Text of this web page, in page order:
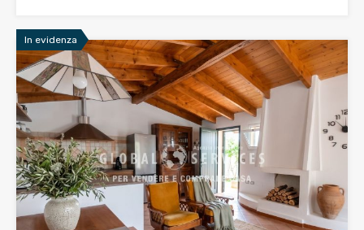
In evidenza